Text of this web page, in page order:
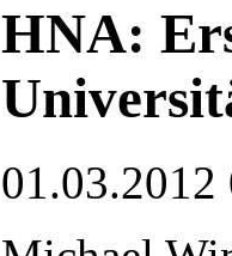
HNA:
01.03.2012